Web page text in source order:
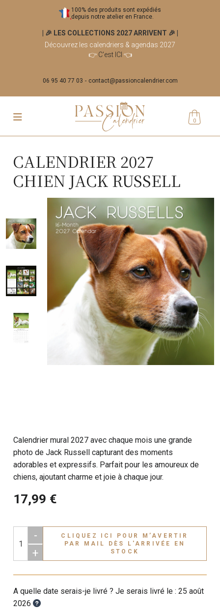
100% des produits sont expédiés
depuis notre atelier en France.
| 🎉 LES COLLECTIONS 2027 ARRIVENT 🎉
Découvrez les calendriers & agendas 2027
👉 C'est ICI 👈
06 95 40 77 03 contact@passioncalendrier.com
0
CALENDRIER 2027
CHIEN JACK RUSSELL
Calendrier mural 2027 avec chaque mois une grande
photo de Jack Russell capturant des moments
adorables et expressifs. Parfait pour les amoureux de
chiens, ajoutant charme et joie à chaque jour.
17,99 €
-
+
CLIQUEZ ICI POUR M’AVERTIR
PAR MAIL DÈS L'ARRIVÉE EN
STOCK
A quelle date serais-je livré ? Je serais livré le :25 août
2026